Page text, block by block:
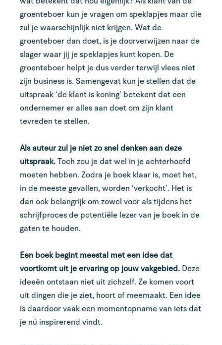
groenteboer kun je vragen om speklapjes maar die
zul je waarschijnlijk niet krijgen. Wat de
groenteboer dan doet, is je doorverwijzen naar de
slager waar jij je speklapjes kunt kopen. De
groenteboer helpt je dus verder terwijl vlees niet
zijn business is. Samengevat kun je stellen dat de
uitspraak ‘de klant is koning’ betekent dat een
ondernemer er alles aan doet om zijn klant
tevreden te stellen.
Als auteur zul je niet zo snel denken aan deze
uitspraak. Toch zou je dat wel in je achterhoofd
moeten hebben. Zodra je boek klaar is, moet het,
in de meeste gevallen, worden ‘verkocht’. Het is
dan ook belangrijk om zowel voor als tijdens het
schrijfproces de potentiële lezer van je boek in de
gaten te houden.
Een boek begint meestal met een idee dat
voortkomt uit je ervaring op jouw vakgebied. Deze
ideeën ontstaan niet uit zichzelf. Ze komen voort
uit dingen die je ziet, hoort of meemaakt. Een idee
is daardoor vaak een momentopname van iets dat
je nú inspirerend vindt.